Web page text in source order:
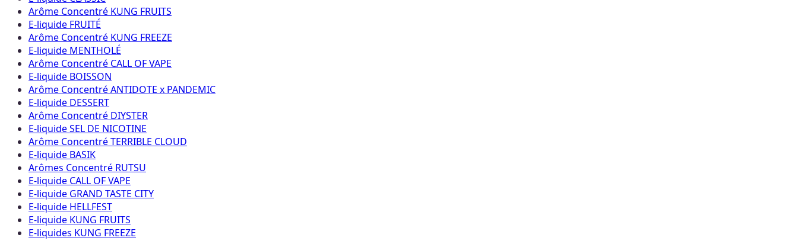
Arôme Concentré KUNG FRUITS
E-liquide FRUITÉ
Arôme Concentré KUNG FREEZE
E-liquide MENTHOLÉ
Arôme Concentré CALL OF VAPE
E-liquide BOISSON
Arôme Concentré ANTIDOTE x PANDEMIC
E-liquide DESSERT
Arôme Concentré DIYSTER
E-liquide SEL DE NICOTINE
Arôme Concentré TERRIBLE CLOUD
E-liquide BASIK
Arômes Concentré RUTSU
E-liquide CALL OF VAPE
E-liquide GRAND TASTE CITY
E-liquide HELLFEST
E-liquide KUNG FRUITS
E-liquides KUNG FREEZE